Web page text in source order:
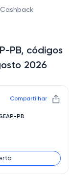
Cashback
PB, códigos
2026
Compartilhar
PB